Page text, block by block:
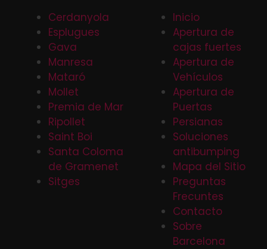
Cerdanyola
Esplugues
Gava
Manresa
Mataró
Mollet
Premia de Mar
Ripollet
Saint Boi
Santa Coloma
de Gramenet
Sitges
Inicio
Apertura de
cajas fuertes
Apertura de
Vehículos
Apertura de
Puertas
Persianas
Soluciones
antibumping
Mapa del Sitio
Preguntas
Frecuntes
Contacto
Sobre
Barcelona